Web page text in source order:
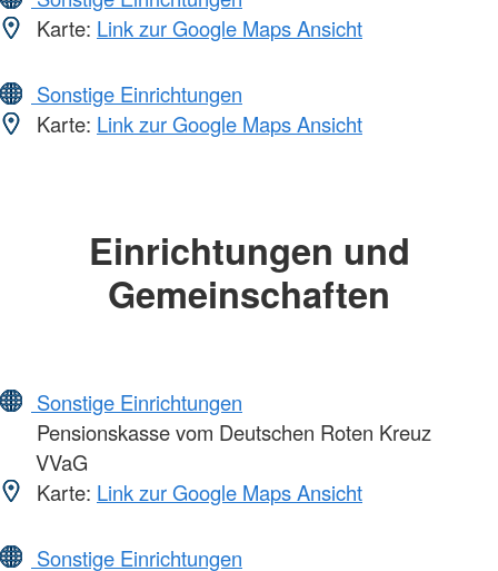
Karte: Link zur Google Maps Ansicht
Sonstige Einrichtungen
Karte: Link zur Google Maps Ansicht
Einrichtungen und
Gemeinschaften
Sonstige Einrichtungen
Pensionskasse vom Deutschen Roten Kreuz
VVaG
Karte: Link zur Google Maps Ansicht
Sonstige Einrichtungen